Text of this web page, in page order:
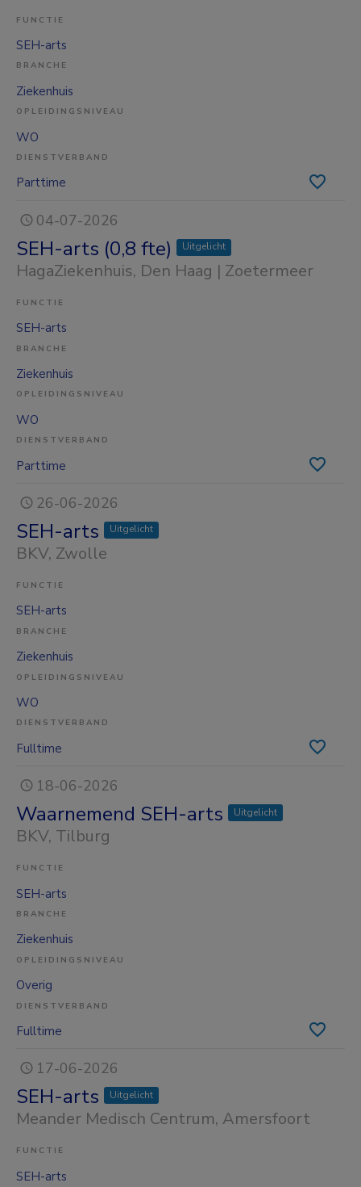
FUNCTIE
SEH-arts
BRANCHE
Ziekenhuis
OPLEIDINGSNIVEAU
WO
DIENSTVERBAND
Parttime
04-07-2026
SEH-arts (0,8 fte) Uitgelicht
HagaZiekenhuis, Den Haag | Zoetermeer
FUNCTIE
SEH-arts
BRANCHE
Ziekenhuis
OPLEIDINGSNIVEAU
WO
DIENSTVERBAND
Parttime
26-06-2026
SEH-arts Uitgelicht
BKV, Zwolle
FUNCTIE
SEH-arts
BRANCHE
Ziekenhuis
OPLEIDINGSNIVEAU
WO
DIENSTVERBAND
Fulltime
18-06-2026
Waarnemend SEH-arts Uitgelicht
BKV, Tilburg
FUNCTIE
SEH-arts
BRANCHE
Ziekenhuis
OPLEIDINGSNIVEAU
Overig
DIENSTVERBAND
Fulltime
17-06-2026
SEH-arts Uitgelicht
Meander Medisch Centrum, Amersfoort
FUNCTIE
SEH-arts